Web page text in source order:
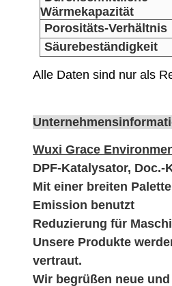
Wärmekapazität
Porositäts-Verhältnis
Säurebeständigkeit
Alle Daten sind nur als
Wuxi Grace
DPF-Katalysator,
Mit einer breiten
Emission benutzt
Reduzierung für
Unsere Produkte
vertraut.
Wir begrüßen neue